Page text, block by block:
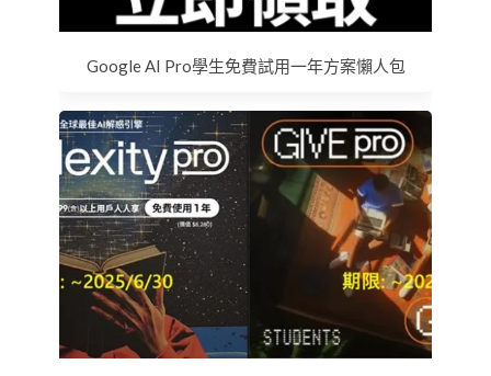
Google AI Pro學生免費試用一年方案懶人包